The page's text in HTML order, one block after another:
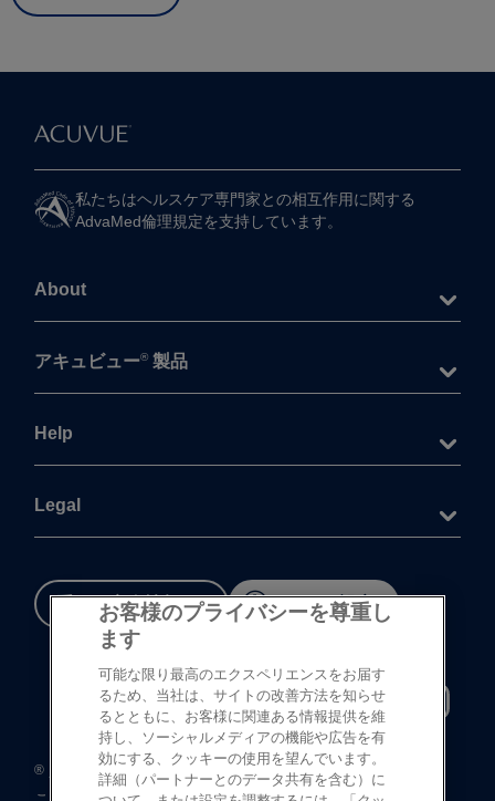
私たちは​ヘルスケア専門家との​相互作用に​関する​
AdvaMed倫理規定を​支持しています。
About
アキュビュー® 製品
Help
Legal
重要な​安全情報 Cookie 設定
® 登録商標©Johnson & Johnson K.K. 1997-2026
お客様のプライバシーを尊重し
ます
可能な限り最高のエクスペリエンスをお届す
るため、当社は、サイトの改善方法を知らせ
るとともに、お客様に関連ある情報提供を維
持し、ソーシャルメディアの機能や広告を有
効にする、クッキーの使用を望んでいます。
詳細（パートナーとのデータ共有を含む）に